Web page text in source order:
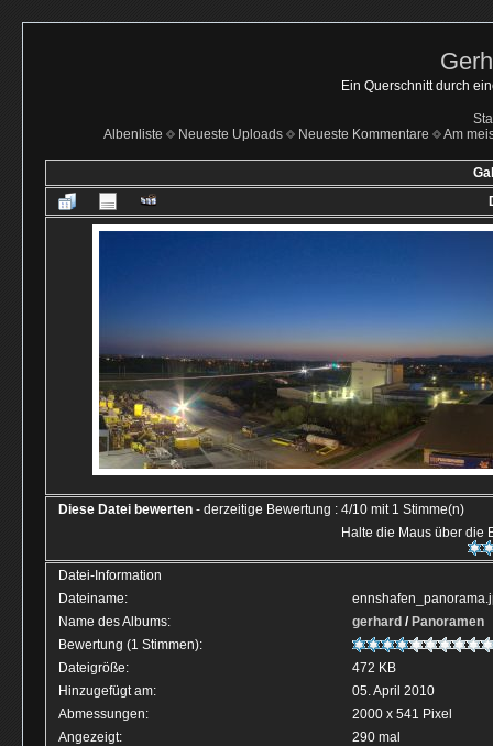
Ein Querschnitt durch
Albenliste
Neueste Uploads Neueste Kommentare Am
Diese Datei bewerten - derzeitige Bewertung : 4/10 mit 1 Stimme(n)
Halte die Maus über die
Datei-Information
Dateiname:
Name des Albums:
gerhard / Panoramen
Bewertung (1 Stimmen):
Dateigröße:
472 KB
Hinzugefügt am:
05. April 2010
Abmessungen:
2000 x 541 Pixel
Angezeigt:
290 mal